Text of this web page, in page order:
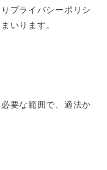
プライバシーポリシ
いります。
要な範囲で、適法か